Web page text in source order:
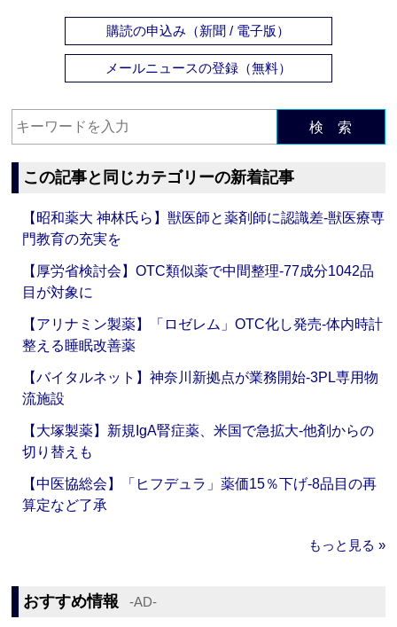
購読の申込み（新聞 / 電子版）
メールニュースの登録（無料）
検 索
この記事と同じカテゴリーの新着記事
【昭和薬大 神林氏ら】獣医師と薬剤師に認識差‐獣医療専
門教育の充実を
【厚労省検討会】OTC類似薬で中間整理‐77成分1042品
目が対象に
【アリナミン製薬】「ロゼレム」OTC化し発売‐体内時計
整える睡眠改善薬
【バイタルネット】神奈川新拠点が業務開始‐3PL専用物
流施設
【大塚製薬】新規IgA腎症薬、米国で急拡大‐他剤からの
切り替えも
【中医協総会】「ヒフデュラ」薬価15％下げ‐8品目の再
算定など了承
もっと見る »
おすすめ情報 ‐AD‐